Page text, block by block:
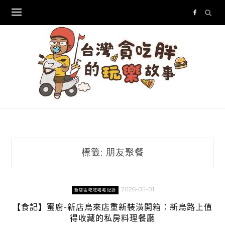
content
標籤: 朋友聚餐
新店區吃吃喝喝紀錄 2026-05-01
【食記】蜜廚-新店烏來店重新裝潢開箱：新烏路上值
得收藏的私房料理餐廳